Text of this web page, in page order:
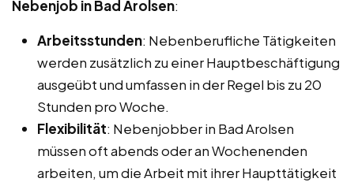
Nebenjob in Bad Arolsen:
Arbeitsstunden: Nebenberufliche Tätigkeiten
werden zusätzlich zu einer Hauptbeschäftigung
ausgeübt und umfassen in der Regel bis zu 20
Stunden pro Woche.
Flexibilität: Nebenjobber in Bad Arolsen
müssen oft abends oder an Wochenenden
arbeiten, um die Arbeit mit ihrer Haupttätigkeit